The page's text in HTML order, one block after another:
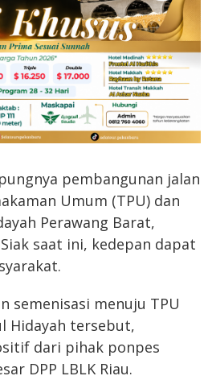
pembangunan jalan
Umum (TPU) dan
Perawang Barat,
saat ini, kedepan dapat
semenisasi menuju TPU
Hidayah tersebut,
dari pihak ponpes
DPP LBLK Riau.